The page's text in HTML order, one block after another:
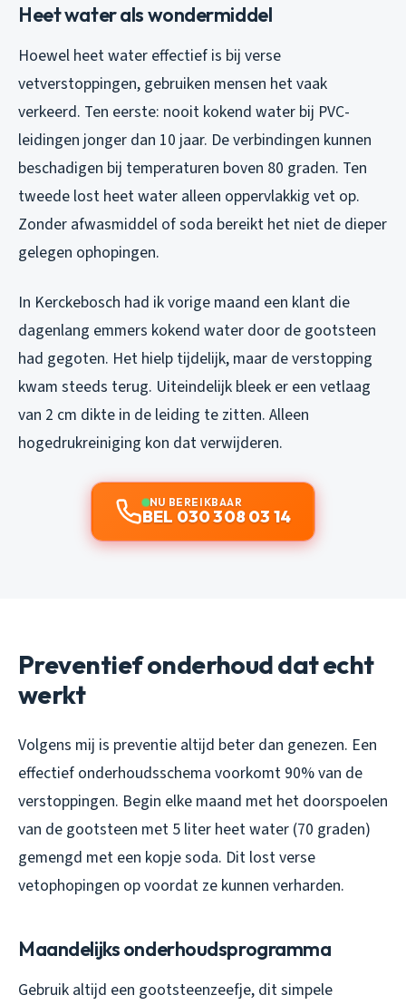
Heet water als wondermiddel
Hoewel heet water effectief is bij verse
vetverstoppingen, gebruiken mensen het vaak
verkeerd. Ten eerste: nooit kokend water bij PVC-
leidingen jonger dan 10 jaar. De verbindingen kunnen
beschadigen bij temperaturen boven 80 graden. Ten
tweede lost heet water alleen oppervlakkig vet op.
Zonder afwasmiddel of soda bereikt het niet de dieper
gelegen ophopingen.
In Kerckebosch had ik vorige maand een klant die
dagenlang emmers kokend water door de gootsteen
had gegoten. Het hielp tijdelijk, maar de verstopping
kwam steeds terug. Uiteindelijk bleek er een vetlaag
van 2 cm dikte in de leiding te zitten. Alleen
hogedrukreiniging kon dat verwijderen.
NU BEREIKBAAR
BEL 030 308 03 14
Preventief onderhoud dat echt
werkt
Volgens mij is preventie altijd beter dan genezen. Een
effectief onderhoudsschema voorkomt 90% van de
verstoppingen. Begin elke maand met het doorspoelen
van de gootsteen met 5 liter heet water (70 graden)
gemengd met een kopje soda. Dit lost verse
vetophopingen op voordat ze kunnen verharden.
Maandelijks onderhoudsprogramma
Gebruik altijd een gootsteenzeefje, dit simpele